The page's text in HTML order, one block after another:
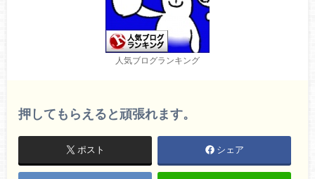
人気ブログランキング
押してもらえると頑張れます。
ポスト シェア